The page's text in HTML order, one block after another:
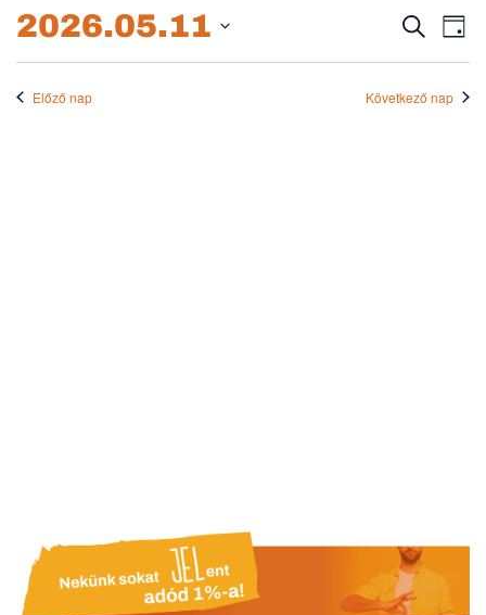
2026.05.11.
és
Keresett
kifejezés
Nap
2026.05.11
Előző nap
Következő nap